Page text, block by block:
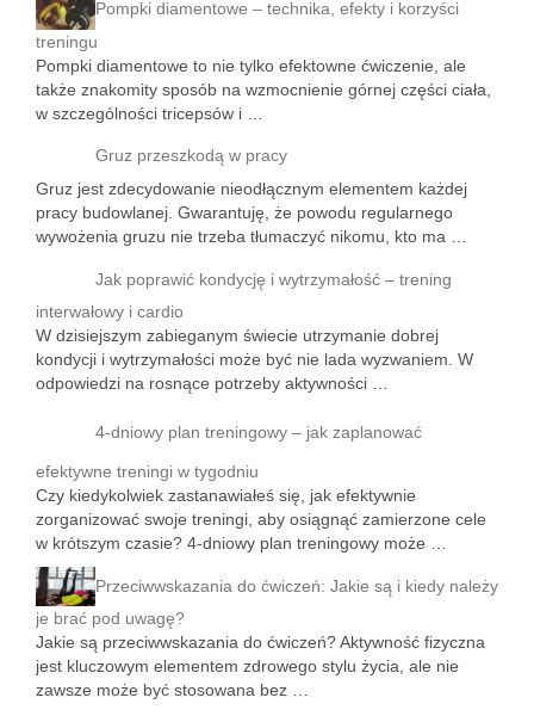
Pompki diamentowe – technika, efekty i korzyści
treningu
Pompki diamentowe to nie tylko efektowne ćwiczenie, ale
także znakomity sposób na wzmocnienie górnej części ciała,
w szczególności tricepsów i …
Gruz przeszkodą w pracy
Gruz jest zdecydowanie nieodłącznym elementem każdej
pracy budowlanej. Gwarantuję, że powodu regularnego
wywożenia gruzu nie trzeba tłumaczyć nikomu, kto ma …
Jak poprawić kondycję i wytrzymałość – trening
interwałowy i cardio
W dzisiejszym zabieganym świecie utrzymanie dobrej
kondycji i wytrzymałości może być nie lada wyzwaniem. W
odpowiedzi na rosnące potrzeby aktywności …
4-dniowy plan treningowy – jak zaplanować
efektywne treningi w tygodniu
Czy kiedykolwiek zastanawiałeś się, jak efektywnie
zorganizować swoje treningi, aby osiągnąć zamierzone cele
w krótszym czasie? 4-dniowy plan treningowy może …
Przeciwwskazania do ćwiczeń: Jakie są i kiedy należy
je brać pod uwagę?
Jakie są przeciwwskazania do ćwiczeń? Aktywność fizyczna
jest kluczowym elementem zdrowego stylu życia, ale nie
zawsze może być stosowana bez …